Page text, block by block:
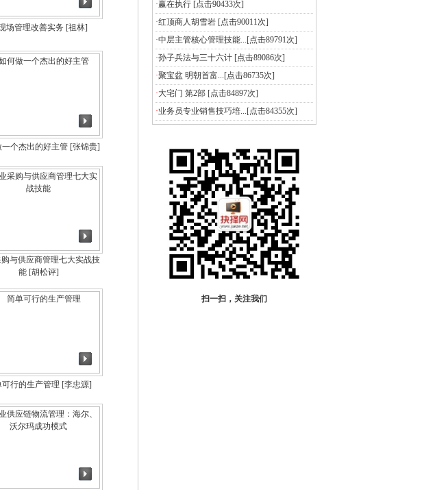
场管理改善实务 [祖林]
一个杰出的好主管[张锦贵]
与供应商管理七大实战技
能[胡松评]
可行的生产管理 [李忠源]
·赢在执行 [点击90433次]
·红顶商人胡雪岩 [点击90011次]
·中层主管核心管理技能...[点击89791次]
·孙子兵法与三十六计 [点击89086次]
·聚宝盆 明朝首富...[点击86735次]
·大宅门 第2部 [点击84897次]
·业务员专业销售技巧培...[点击84355次]
扫一扫，关注我们